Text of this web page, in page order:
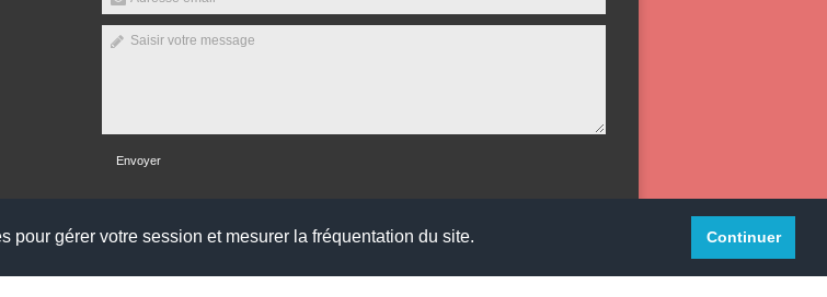
gérer votre session et mesurer la fréquentation du site. Continuer
Envoyer
websco